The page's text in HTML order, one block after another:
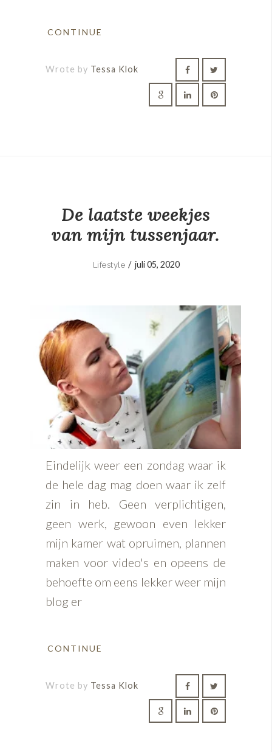
CONTINUE
Wrote by Tessa Klok
De laatste weekjes
van mijn tussenjaar.
Lifestyle /juli 05, 2020
Eindelijk weer een zondag waar ik
de hele dag mag doen waar ik zelf
zin in heb. Geen verplichtigen,
geen werk, gewoon even lekker
mijn kamer wat opruimen, plannen
maken voor video's en opeens de
behoefte om eens lekker weer mijn
blog er
CONTINUE
Wrote by Tessa Klok